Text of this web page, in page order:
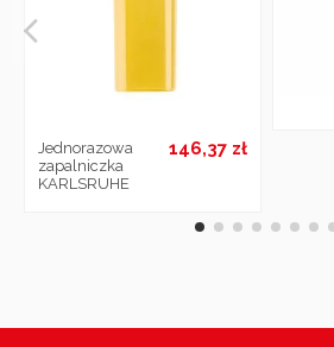
Jednorazowa
zapalniczka
KARLSRUHE
146,37 zł